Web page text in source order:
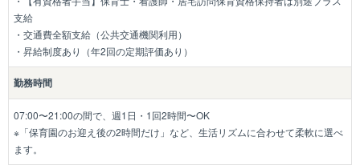
支給
・交通費全額支給（公共交通機関利用）
・昇給制度あり（年2回の定期評価あり）
勤務時間
07:00〜21:00の間で、週1日・1回2時間〜OK
※「保育園のお迎え後の2時間だけ」など、生活リズムに合わせて柔軟に選べ
ます。